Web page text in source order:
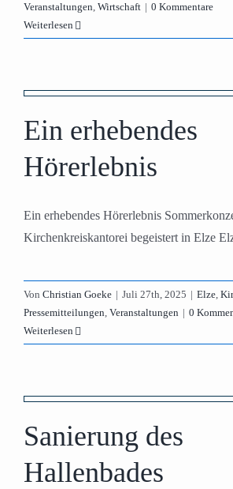
Veranstaltungen, Wirtschaft | 0 Kommentare
Weiterlesen
Ein erhebendes
Hörerlebnis
Ein erhebendes Hörerlebnis
Kirchenkreiskantorei begeistert in Elze
Von Christian Goeke | Juli 27th, 2025 | Elze,
Pressemitteilungen, Veranstaltungen | 0
Weiterlesen
Sanierung des
Hallenbades